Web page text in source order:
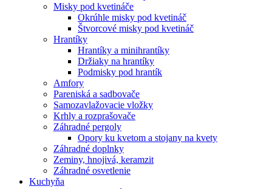
Misky pod kvetináče
Okrúhle misky pod kvetináč
Štvorcové misky pod kvetináč
Hrantíky
Hrantíky a minihrantíky
Držiaky na hrantíky
Podmisky pod hrantík
Amfory
Pareniská a sadbovače
Samozavlažovacie vložky
Krhly a rozprašovače
Záhradné pergoly
Opory ku kvetom a stojany na kvety
Záhradné doplnky
Zeminy, hnojivá, keramzit
Záhradné osvetlenie
Kuchyňa